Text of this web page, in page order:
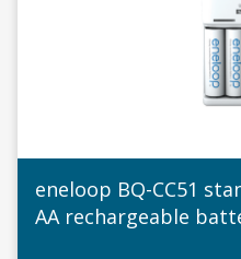
eneloop BQ-CC51
AA rechargeable